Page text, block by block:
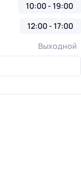
10:00 - 19:00
12:00 - 17:00
Выходной